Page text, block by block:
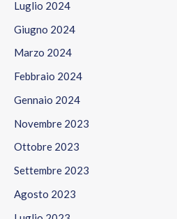
Luglio 2024
Giugno 2024
Marzo 2024
Febbraio 2024
Gennaio 2024
Novembre 2023
Ottobre 2023
Settembre 2023
Agosto 2023